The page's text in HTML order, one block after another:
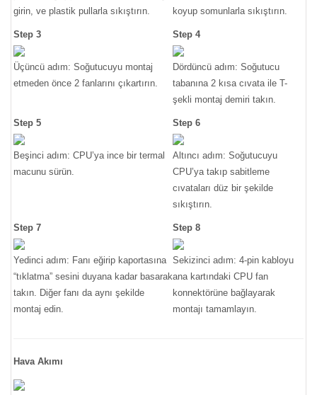
girin, ve plastik pullarla sıkıştırın.
koyup somunlarla sıkıştırın.
Step 3 Step 4
Üçüncü adım: Soğutucuyu montaj
etmeden önce 2 fanlarını çıkartırın.
Dördüncü adım: Soğutucu
tabanına 2 kısa cıvata ile T-
şekli montaj demiri takın.
Step 5 Step 6
Beşinci adım: CPU’ya ince bir termal
macunu sürün.
Altıncı adım: Soğutucuyu
CPU’ya takıp sabitleme
cıvataları düz bir şekilde
sıkıştırın.
Step 7 Step 8
Yedinci adım: Fanı eğirip kaportasına
“tıklatma” sesini duyana kadar basarak
takın. Diğer fanı da aynı şekilde
montaj edin.
Sekizinci adım: 4-pin kabloyu
ana kartındaki CPU fan
konnektörüne bağlayarak
montajı tamamlayın.
Hava Akımı